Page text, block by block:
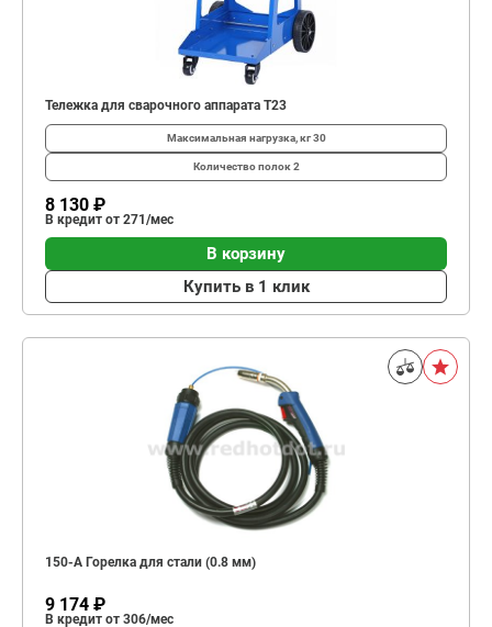
Тележка для сварочного аппарата T23
Максимальная нагрузка, кг30
Количество полок2
8 130 ₽
В кредит от 271/мес
В корзину
Купить в 1 клик
150-А Горелка для стали (0.8 мм)
9 174 ₽
В кредит от 306/мес